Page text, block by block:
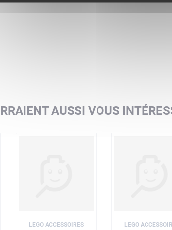
AUSSI VOUS
LEGO ACCESSOIRES LEGO